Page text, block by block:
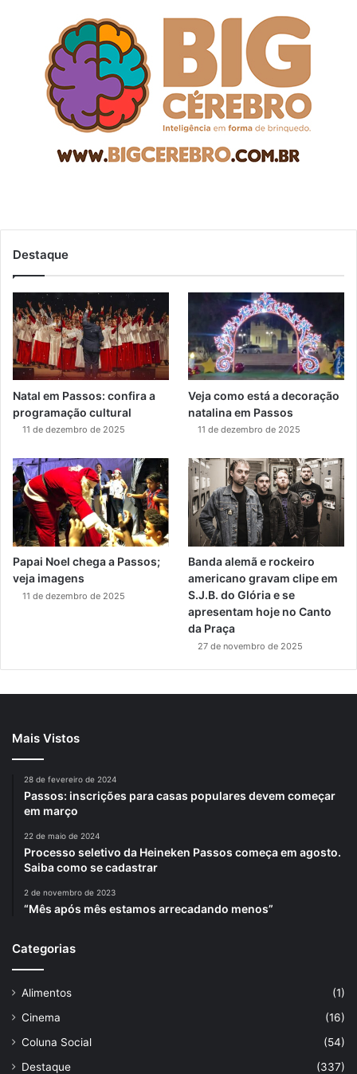
Destaque
Natal em Passos: confira a
programação cultural
11 de dezembro de 2025
Veja como está a decoração
natalina em Passos
11 de dezembro de 2025
Papai Noel chega a Passos;
veja imagens
11 de dezembro de 2025
Banda alemã e rockeiro
americano gravam clipe em
S.J.B. do Glória e se
apresentam hoje no Canto
da Praça
27 de novembro de 2025
Mais Vistos
28 de fevereiro de 2024
Passos: inscrições para casas populares devem começar
em março
22 de maio de 2024
Processo seletivo da Heineken Passos começa em agosto.
Saiba como se cadastrar
2 de novembro de 2023
“Mês após mês estamos arrecadando menos”
Categorias
Alimentos
(1)
Cinema
(16)
Coluna Social
(54)
Destaque
(337)